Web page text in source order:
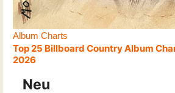
Album Charts
Top 25 Billboard Country Album
2026
Neu